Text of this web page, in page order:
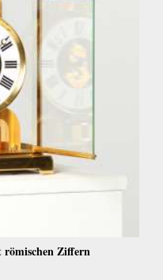
Ziffern